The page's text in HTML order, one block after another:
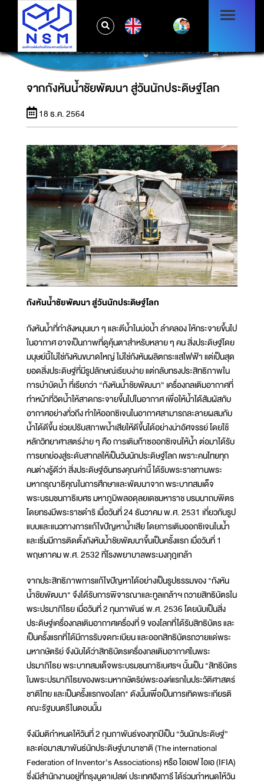
จากกังหันน้ำชัยพัฒนา สู่วันนักประดิษฐ์โลก
จากกังหันน้ำชัยพัฒนา สู่วันนักประดิษฐ์โลก
18 ธ.ค. 2564
กังหันน้ำชัยพัฒนา สู่วันนักประดิษฐ์โลก
กังหันน้ำที่กำลังหมุนเบา ๆ และตีน้ำในบ่อน้ำ ลำคลอง ให้กระจายขึ้นไป
ในอากาศ อาจเป็นภาพที่ดูคุ้นตาสำหรับหลาย ๆ คน สิ่งประดิษฐ์โดย
มนุษย์นี้ไม่ใช่กังหันขนาดใหญ่ ไม่ใช่กังหันผลิตกระแสไฟฟ้า แต่เป็นสุด
ยอดสิ่งประดิษฐ์ที่มีรูปลักษณ์เรียบง่าย แต่กลับทรงประสิทธิภาพใน
การบำบัดน้ำ ที่เรียกว่า “กังหันน้ำชัยพัฒนา” เครื่องกลเติมอากาศที่
ทำหน้าที่วิดน้ำให้สาดกระจายขึ้นไปในอากาศ เพื่อให้น้ำได้สัมผัสกับ
อากาศอย่างทั่วถึง ทำให้ออกซิเจนในอากาศสามารถละลายผสมกับ
น้ำได้ดีขึ้น ช่วยปรับสภาพน้ำเสียให้ดีขึ้นได้อย่างน่าอัศจรรย์ โดยใช้
หลักวิทยาศาสตร์ง่าย ๆ คือ การเติมก๊าซออกซิเจนให้น้ำ ต่อมาได้รับ
การยกย่องสู่ระดับสากลให้เป็นวันนักประดิษฐ์โลก เพราะคนไทยทุก
คนต่างรู้ดีว่า สิ่งประดิษฐ์อันทรงคุณค่านี้ ได้รับพระราชทานพระ
มหากรุณาธิคุณในการศึกษาและพัฒนาจาก พระบาทสมเด็จ
พระบรมชนกาธิเบศร มหาภูมิพลอดุลยเดชมหาราช บรมนาถบพิตร
โดยทรงมีพระราชดำริ เมื่อวันที่ 24 ธันวาคม พ.ศ. 2531 เกี่ยวกับรูป
แบบและแนวทางการแก้ไขปัญหาน้ำเสีย โดยการเติมออกซิเจนในน้ำ
และเริ่มมีการติดตั้งกังหันน้ำชัยพัฒนาขึ้นเป็นครั้งแรก เมื่อวันที่ 1
พฤษภาคม พ.ศ. 2532 ที่โรงพยาบาลพระมงกุฎเกล้า
จากประสิทธิภาพการแก้ไขปัญหาได้อย่างเป็นรูปธรรมของ "กังหัน
น้ำชัยพัฒนา" จึงได้รับการพิจารณาและทูลเกล้าฯ ถวายสิทธิบัตรใน
พระปรมาภิไธย เมื่อวันที่ 2 กุมภาพันธ์ พ.ศ. 2536 โดยนับเป็นสิ่ง
ประดิษฐ์เครื่องกลเติมอากาศเครื่องที่ 9 ของโลกที่ได้รับสิทธิบัตร และ
เป็นครั้งแรกที่ได้มีการรับจดทะเบียน และออกสิทธิบัตรถวายแด่พระ
มหากษัตริย์ จึงนับได้ว่าสิทธิบัตรเครื่องกลเติมอากาศในพระ
ปรมาภิไธย พระบาทสมเด็จพระบรมชนกาธิเบศรฯ นั้นเป็น "สิทธิบัตร
ในพระปรมาภิไธยของพระมหากษัตริย์พระองค์แรกในประวัติศาสตร์
ชาติไทย และเป็นครั้งแรกของโลก" ดังนั้นเพื่อเป็นการเทิดพระเกียรติ
คณะรัฐมนตรีในตอนนั้น
จึงมีมติกำหนดให้วันที่ 2 กุมภาพันธ์ของทุกปีเป็น “วันนักประดิษฐ์”
และต่อมาสมาพันธ์นักประดิษฐ์นานาชาติ (The international
Federation of Inventor's Associations) หรือ ไอเอฟไอเอ (IFIA)
ซึ่งมีสำนักงานอยู่ที่กรุงบูดาเปสต์ ประเทศฮังการี ได้ร่วมกำหนดให้วัน